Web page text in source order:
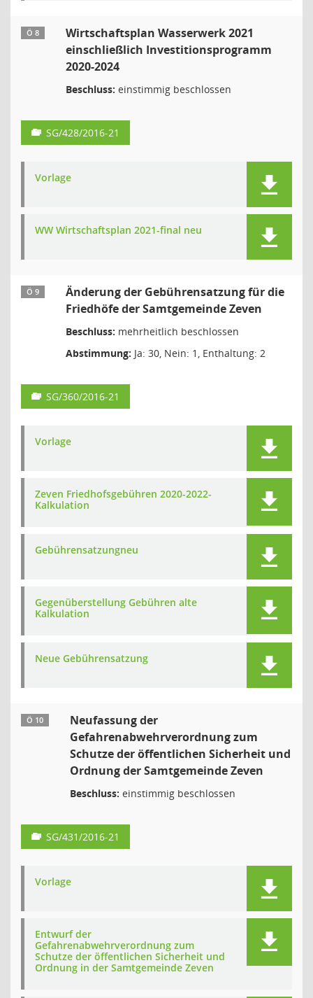
Ö 8
Wirtschaftsplan Wasserwerk 2021
einschließlich Investitionsprogramm
2020-2024
Beschluss: einstimmig beschlossen
SG/428/2016-21
Vorlage
WW Wirtschaftsplan 2021-final neu
Ö 9
Änderung der Gebührensatzung für die
Friedhöfe der Samtgemeinde Zeven
Beschluss: mehrheitlich beschlossen
Abstimmung: Ja: 30, Nein: 1, Enthaltung: 2
SG/360/2016-21
Vorlage
Zeven Friedhofsgebühren 2020-2022-
Kalkulation
Gebührensatzungneu
Gegenüberstellung Gebühren alte
Kalkulation
Neue Gebührensatzung
Ö 10
Neufassung der
Gefahrenabwehrverordnung zum
Schutze der öffentlichen Sicherheit und
Ordnung der Samtgemeinde Zeven
Beschluss: einstimmig beschlossen
SG/431/2016-21
Vorlage
Entwurf der
Gefahrenabwehrverordnung zum
Schutze der öffentlichen Sicherheit und
Ordnung in der Samtgemeinde Zeven